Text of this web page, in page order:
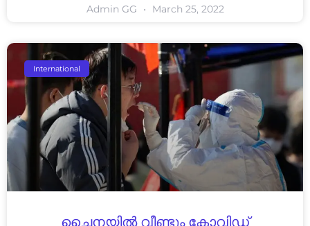
Admin GG March 25, 2022
International
ചൈനയിൽ വീണ്ടും കോവിഡ്